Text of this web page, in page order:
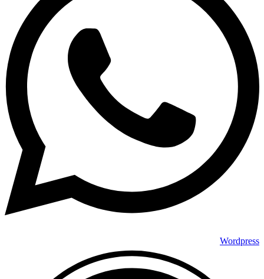
Wordpress